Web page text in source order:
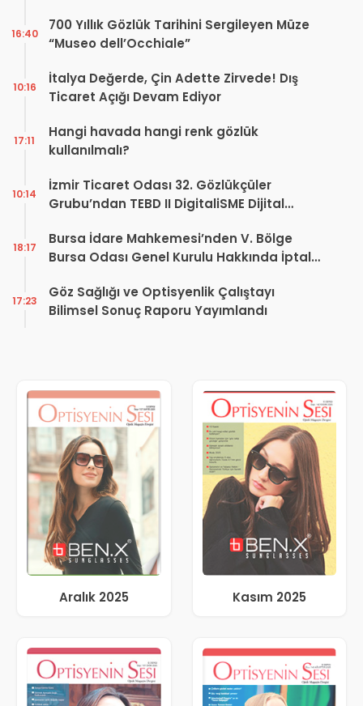
700 Yıllık Gözlük Tarihini Sergileyen Müze
“Museo dell’Occhiale”
16:40
İtalya Değerde, Çin Adette Zirvede! Dış
Ticaret Açığı Devam Ediyor
10:16
Hangi havada hangi renk gözlük
kullanılmalı?
17:11
İzmir Ticaret Odası 32. Gözlükçüler
Grubu’ndan TEBD II DigitaliSME Dijital
10:14
Bursa İdare Mahkemesi’nden V. Bölge
Bursa Odası Genel Kurulu Hakkında İptal
18:17
Göz Sağlığı ve Optisyenlik Çalıştayı
Bilimsel Sonuç Raporu Yayımlandı
17:23
Aralık 2025 Kasım 2025